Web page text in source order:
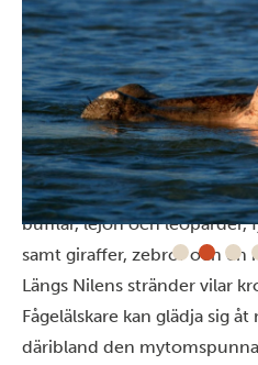
Möten med vilda djur
Under en safari i Murchison
uppleva ett överflöd av
bufflar, lejon och leoparder,
samt giraffer, zebror och en
Längs Nilens stränder vilar
Fågelälskare kan glädja sig
däribland den